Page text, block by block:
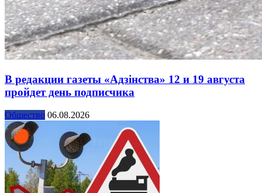
В редакции газеты «Адзінства» 12 и 19 августа
пройдет день подписчика
Общество 06.08.2026